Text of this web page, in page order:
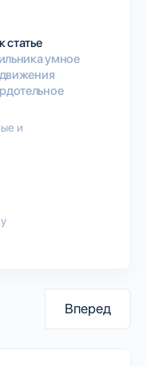
статье
умное
и
Вперед